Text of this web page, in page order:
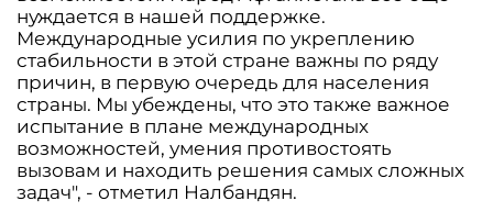
нуждается в нашей поддержке.
Международные усилия по укреплению
стабильности в этой стране важны по ряду
причин, в первую очередь для населения
страны. Мы убеждены, что это также важное
испытание в плане международных
возможностей, умения противостоять
вызовам и находить решения самых сложных
задач", - отметил Налбандян.